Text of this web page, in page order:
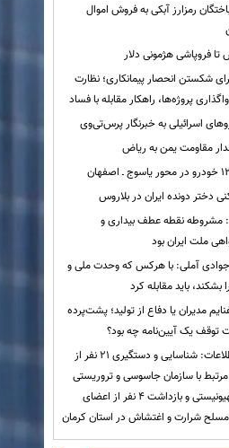
رمزارز آبکی به فروش اموال
تا فروپاشی هژمونی دلار
شکستن انحصار پیمانکاری؛ نظارت
پروژه‌ها، راهکار مقابله با فساد
اسرائیلی به خبرنگار پرس‌تی‌وی
مقاومت یمن به ریاض
دختر دونده ایران در بلاروس
مشروطه نقطه عطف بیداری و
ملت ایران بود
جوادی آملی: با هرکس که وحدت ملی و
بشکند، باید مقابله کرد
مدیران یا دفاع از تولید؛ پشت‌پرده
توقف یک آیین‌نامه چه بود؟
وزارت اطلاعات: شناسایی و دستگیری ۲۱ نفر از
مرتبط با سازمان جاسوسی و تروریستی
رژیم صهیونیستی و بازداشت ۴ نفر از اعضای
مسلح شرارت و اغتشاش در استان کرمان